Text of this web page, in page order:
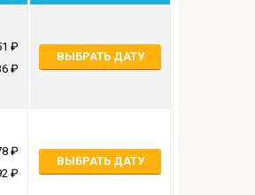
ВЫБРАТЬ ДАТУ
ВЫБРАТЬ ДАТУ